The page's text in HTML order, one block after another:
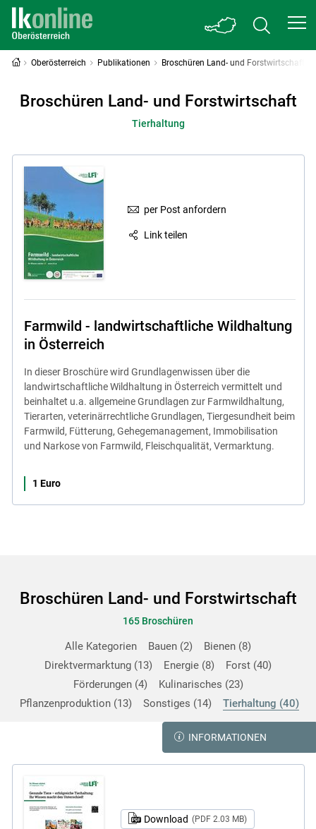
Oberösterreich Publikationen Broschüren Land- und Forstwirtschaft
Broschüren Land- und Forstwirtschaft
Tierhaltung
per Post anfordern
Link teilen
Farmwild - landwirtschaftliche Wildhaltung
in Österreich
In dieser Broschüre wird Grundlagenwissen über die
landwirtschaftliche Wildhaltung in Österreich vermittelt und
beinhaltet u.a. allgemeine Grundlagen zur Farmwildhaltung,
Tierarten, veterinärrechtliche Grundlagen, Tiergesundheit beim
Farmwild, Fütterung, Gehegemanagement, Immobilisation
und Narkose von Farmwild, Fleischqualität, Vermarktung.
1 Euro
Broschüren Land- und Forstwirtschaft
165 Broschüren
Alle Kategorien Bauen 2 Bienen 8
Direktvermarktung 13 Energie 8 Forst 40
Förderungen 4 Kulinarisches 23
Pflanzenproduktion 13 Sonstiges 14 Tierhaltung 40
INFORMATIONEN
Download (PDF 2.03 MB)